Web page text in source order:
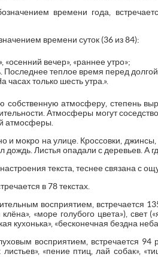
времени года,
времени суток (36 из 84):
«осенний вечер», «раннее утро»;
Последнее теплое время перед
часах только шесть утра.».
собственную атмосферу, степень
Атмосферы могут
атмосферы.
и мокро на улице. Кроссовки,
дождь. Листья опадали с деревьев. А
текста, теснее связана с
в 78 текстах.
восприятием, встречается
клёна», «море голубого цвета»), свет
кухонька», «бесконечная бездна
восприятием, встречается
«пение птиц, лай собак»,